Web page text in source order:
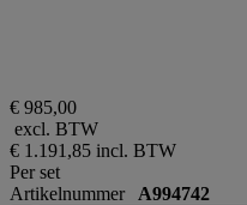
€ 985,00
excl. BTW
€ 1.191,85 incl. BTW
Per set
Artikelnummer A994742